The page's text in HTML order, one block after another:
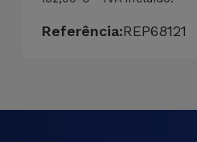
Referência:REP68121